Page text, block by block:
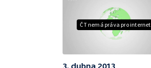
ČT nemá práva pro internet
3. dubna 2013